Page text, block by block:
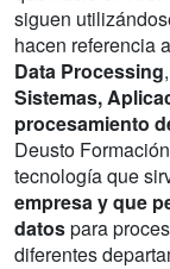
siguen
hacen referencia a
Data Processing
Sistemas,
procesamiento
Deusto
tecnología que
empresa y que
datospara
diferentes